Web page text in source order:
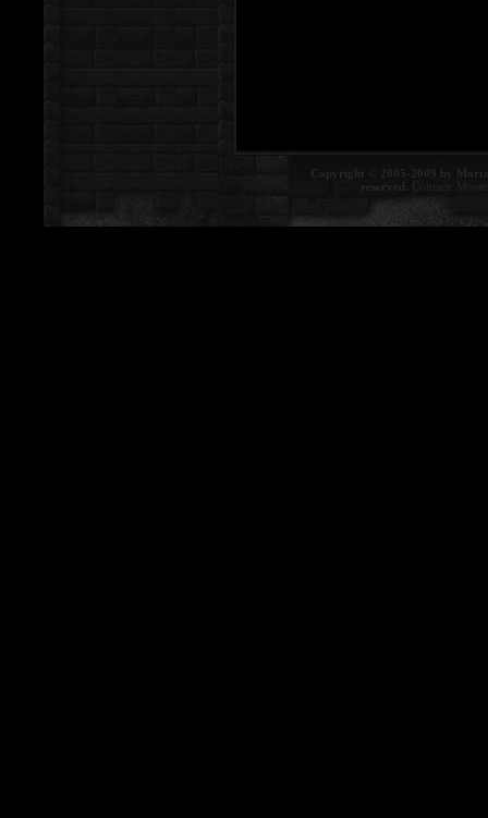
Copyright © 2005-2009 by
reserved. Contact: